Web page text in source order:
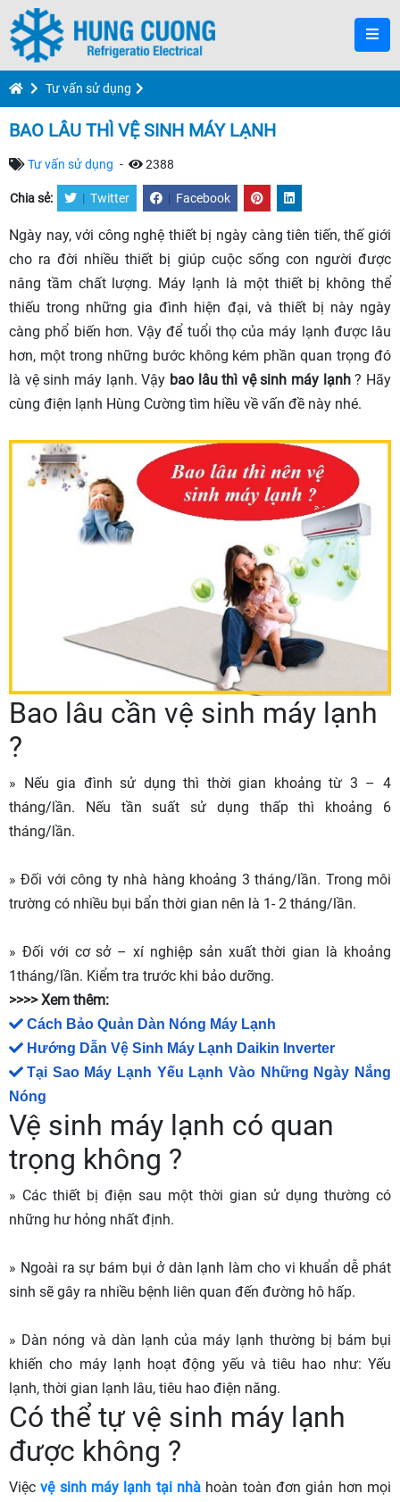
Tư vấn sử dụng
BAO LÂU THÌ VỆ SINH MÁY LẠNH
Tư vấn sử dụng - 2388
Chia sẻ: | Twitter | Facebook
Ngày nay, với công nghệ thiết bị ngày càng tiên tiến, thế giới
cho ra đời nhiều thiết bị giúp cuộc sống con người được
nâng tầm chất lượng. Máy lạnh là một thiết bị không thể
thiếu trong những gia đình hiện đại, và thiết bị này ngày
càng phổ biến hơn. Vậy để tuổi thọ của máy lạnh được lâu
hơn, một trong những bước không kém phần quan trọng đó
là vệ sinh máy lạnh. Vậy bao lâu thì vệ sinh máy lạnh? Hãy
cùng điện lạnh Hùng Cường tìm hiều về vấn đề này nhé.
Bao lâu cần vệ sinh máy lạnh
?
» Nếu gia đình sử dụng thì thời gian khoảng từ 3 – 4
tháng/lần. Nếu tần suất sử dụng thấp thì khoảng 6
tháng/lần.
» Đối với công ty nhà hàng khoảng 3 tháng/lần. Trong môi
trường có nhiều bụi bẩn thời gian nên là 1- 2 tháng/lần.
» Đối với cơ sở – xí nghiệp sản xuất thời gian là khoảng
1tháng/lần. Kiểm tra trước khi bảo dưỡng.
>>>> Xem thêm:
Cách Bảo Quản Dàn Nóng Máy Lạnh
Hướng Dẫn Vệ Sinh Máy Lạnh Daikin Inverter
Tại Sao Máy Lạnh Yếu Lạnh Vào Những Ngày Nắng
Nóng
Vệ sinh máy lạnh có quan
trọng không ?
» Các thiết bị điện sau một thời gian sử dụng thường có
những hư hỏng nhất định.
» Ngoài ra sự bám bụi ở dàn lạnh làm cho vi khuẩn dễ phát
sinh sẽ gây ra nhiều bệnh liên quan đến đường hô hấp.
» Dàn nóng và dàn lạnh của máy lạnh thường bị bám bụi
khiến cho máy lạnh hoạt động yếu và tiêu hao như: Yếu
lạnh, thời gian lạnh lâu, tiêu hao điện năng.
Có thể tự vệ sinh máy lạnh
được không ?
Việcvệ sinh máy lạnh tại nhà hoàn toàn đơn giản hơn mọi